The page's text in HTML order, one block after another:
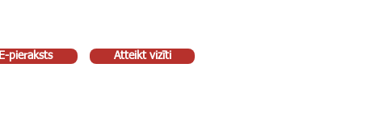
E-pieraksts Atteikt vizīti